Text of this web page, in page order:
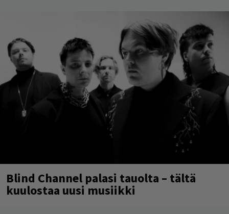
Blind Channel palasi tauolta – tältä
kuulostaa uusi musiikki